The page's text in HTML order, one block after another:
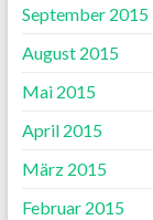
September 2015
August 2015
Mai 2015
April 2015
März 2015
Februar 2015